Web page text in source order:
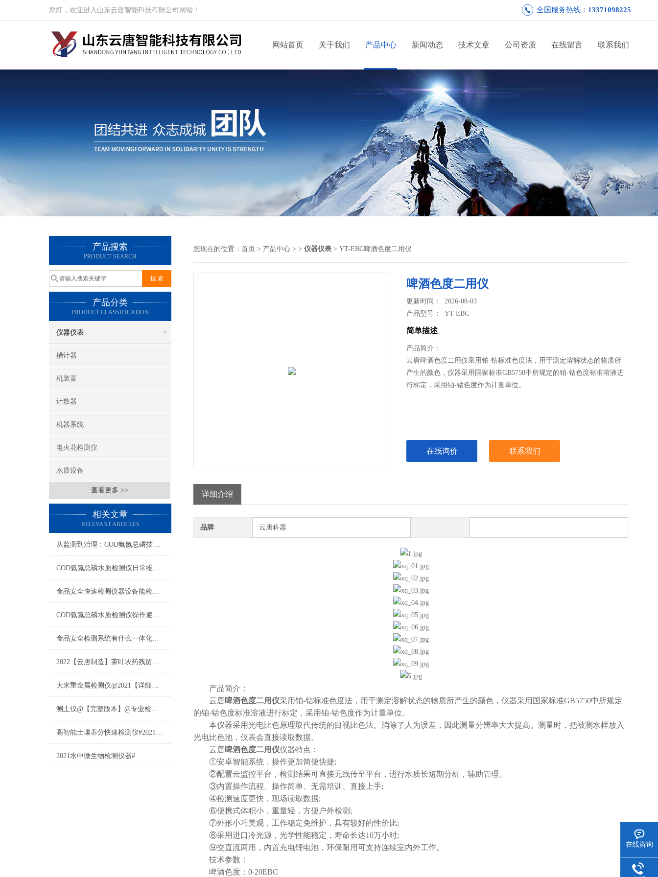
您好，欢迎进入山东云唐智能科技有限公司网站！ 全国服务热线： 13371098225
网站首页 关于我们 产品中心 新闻动态 技术文章 公司资质 在线留言 联系我们
产品搜索
PRODUCT SEARCH
产品分类
PRODUCT CLASSIFICATION
仪器仪表
槽计器
机装置
计数器
机器系统
电火花检测仪
水质设备
查看更多 >>
相关文章
RELEVANT ARTICLES
从监测到治理：COD氨氮总磷技术的双领域实战解析
COD氨氮总磷水质检测仪日常维护与试剂管理，降低故障率就靠这几招
食品安全快速检测仪器设备能检什么？一张表说清适用范围
COD氨氮总磷水质检测仪操作避坑指南：这几个步骤直接影响数据准确性
食品安全检测系统有什么一体化配置·2023仪器仪表推荐·山东云唐
2022【云唐制造】茶叶农药残留检测仪多少钱一台@山东云唐仪器仪表制造
大米重金属检测仪@2021【详细版本】@专业检测大米重金属仪器仪表
测土仪@【完整版本】@专业检测土壤的仪器仪表
高智能土壤养分快速检测仪#2021【土壤养分检测专用仪器仪表】
2021水中微生物检测仪器#
您现在的位置： 首页 > 产品中心 > > 仪器仪表 > YT-EBC啤酒色度二用仪
啤酒色度二用仪
更新时间： 2026-08-03
产品型号：YT-EBC
简单描述
产品简介：
云唐啤酒色度二用仪采用铂-钴标准色度法，用于测定溶解状态的物质所
产生的颜色，仪器采用国家标准GB5750中所规定的铂-钴色度标准溶液进
行标定，采用铂-钴色度作为计量单位。
在线询价 联系我们
详细介绍
品牌 云唐科器
产品简介：
云唐啤酒色度二用仪采用铂-钴标准色度法，用于测定溶解状态的物质所产生的颜色，仪器采用国家标准GB5750中所规定
的铂-钴色度标准溶液进行标定，采用铂-钴色度作为计量单位。
本仪器采用光电比色原理取代传统的目视比色法。消除了人为误差，因此测量分辨率大大提高。测量时，把被测水样放入
光电比色池，仪表会直接读取数据。
云唐啤酒色度二用仪仪器特点：
①安卓智能系统，操作更加简便快捷;
②配置云监控平台，检测结果可直接无线传至平台，进行水质长短期分析，辅助管理。
③内置操作流程、操作简单、无需培训、直接上手;
④检测速度更快，现场读取数据;
⑥便携式体积小，重量轻，方便户外检测;
⑦外形小巧美观，工作稳定免维护，具有较好的性价比;
⑧采用进口冷光源，光学性能稳定，寿命长达10万小时;
⑨交直流两用，内置充电锂电池，环保耐用可支持连续室内外工作。
技术参数：
啤酒色度：0-20EBC
在线咨询